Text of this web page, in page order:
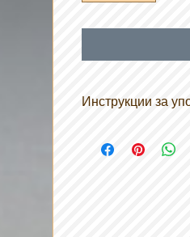
Инструкции за
Извършва се с